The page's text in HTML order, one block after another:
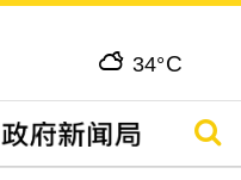
34°C
搜寻